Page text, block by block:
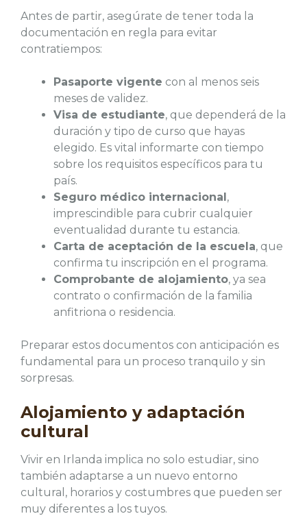
Antes de partir, asegúrate de tener toda la
documentación en regla para evitar
contratiempos:
Pasaporte vigente con al menos seis
meses de validez.
Visa de estudiante, que dependerá de la
duración y tipo de curso que hayas
elegido. Es vital informarte con tiempo
sobre los requisitos específicos para tu
país.
Seguro médico internacional ,
imprescindible para cubrir cualquier
eventualidad durante tu estancia.
Carta de aceptación de la escuela, que
confirma tu inscripción en el programa.
Comprobante de alojamiento, ya sea
contrato o confirmación de la familia
anfitriona o residencia.
Preparar estos documentos con anticipación es
fundamental para un proceso tranquilo y sin
sorpresas.
Alojamiento y adaptación
cultural
Vivir en Irlanda implica no solo estudiar, sino
también adaptarse a un nuevo entorno
cultural, horarios y costumbres que pueden ser
muy diferentes a los tuyos.